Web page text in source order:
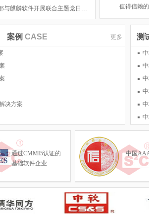
需求及任职资格条件（一）岗位
理规划公司的相关业务领域发展
路线，组织制定和实施重大产品
国家开发银行信息科技部与麒麟软件开展联合主题党日活动
值得信赖
案例 CASE 更多
决方案
测
通过CMMI5认证的
基础软件企业
中国